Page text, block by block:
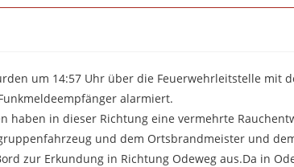
um 14:57 Uhr über die Feuerwehrleitstelle mit
alarmiert.
haben in dieser Richtung eine vermehrte
und dem Ortsbrandmeister und
zur Erkundung in Richtung Odeweg aus.Da in